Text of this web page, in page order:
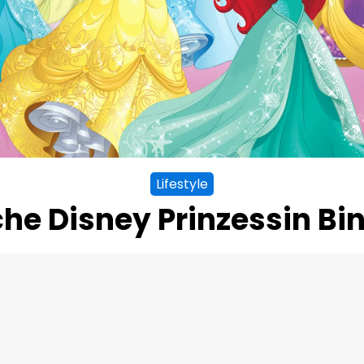
Lifestyle
Disney Prinzessin